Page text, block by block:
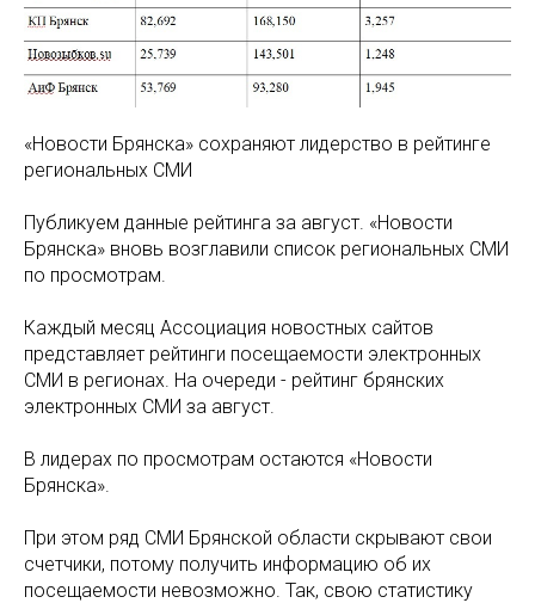
«Новости Брянска» сохраняют лидерство в рейтинге
региональных СМИ
Публикуем данные рейтинга за август. «Новости
Брянска» вновь возглавили список региональных СМИ
по просмотрам.
Каждый месяц Ассоциация новостных сайтов
представляет рейтинги посещаемости электронных
СМИ в регионах. На очереди - рейтинг брянских
электронных СМИ за август.
В лидерах по просмотрам остаются «Новости
Брянска».
При этом ряд СМИ Брянской области скрывают свои
счетчики, потому получить информацию об их
посещаемости невозможно. Так, свою статистику